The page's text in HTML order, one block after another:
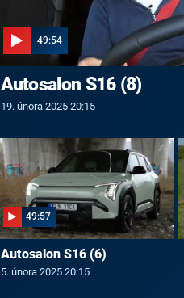
49:54
Autosalon S16 (8)
19. února 2025 20:15
49:57
Autosalon S16 (6)
5. února 2025 20:15